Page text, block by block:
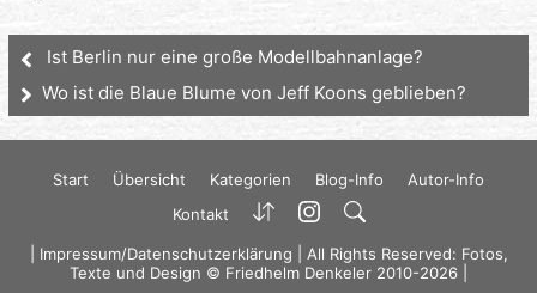
Ist Berlin nur eine große Modellbahnanlage?
Wo ist die Blaue Blume von Jeff Koons geblieben?
Start Übersicht Kategorien Blog-Info
Autor-Info
Kontakt
Impressum/Datenschutzerklärung | All Rights Reserved: Fotos,
Texte und Design © Friedhelm Denkeler 2010-2026 |